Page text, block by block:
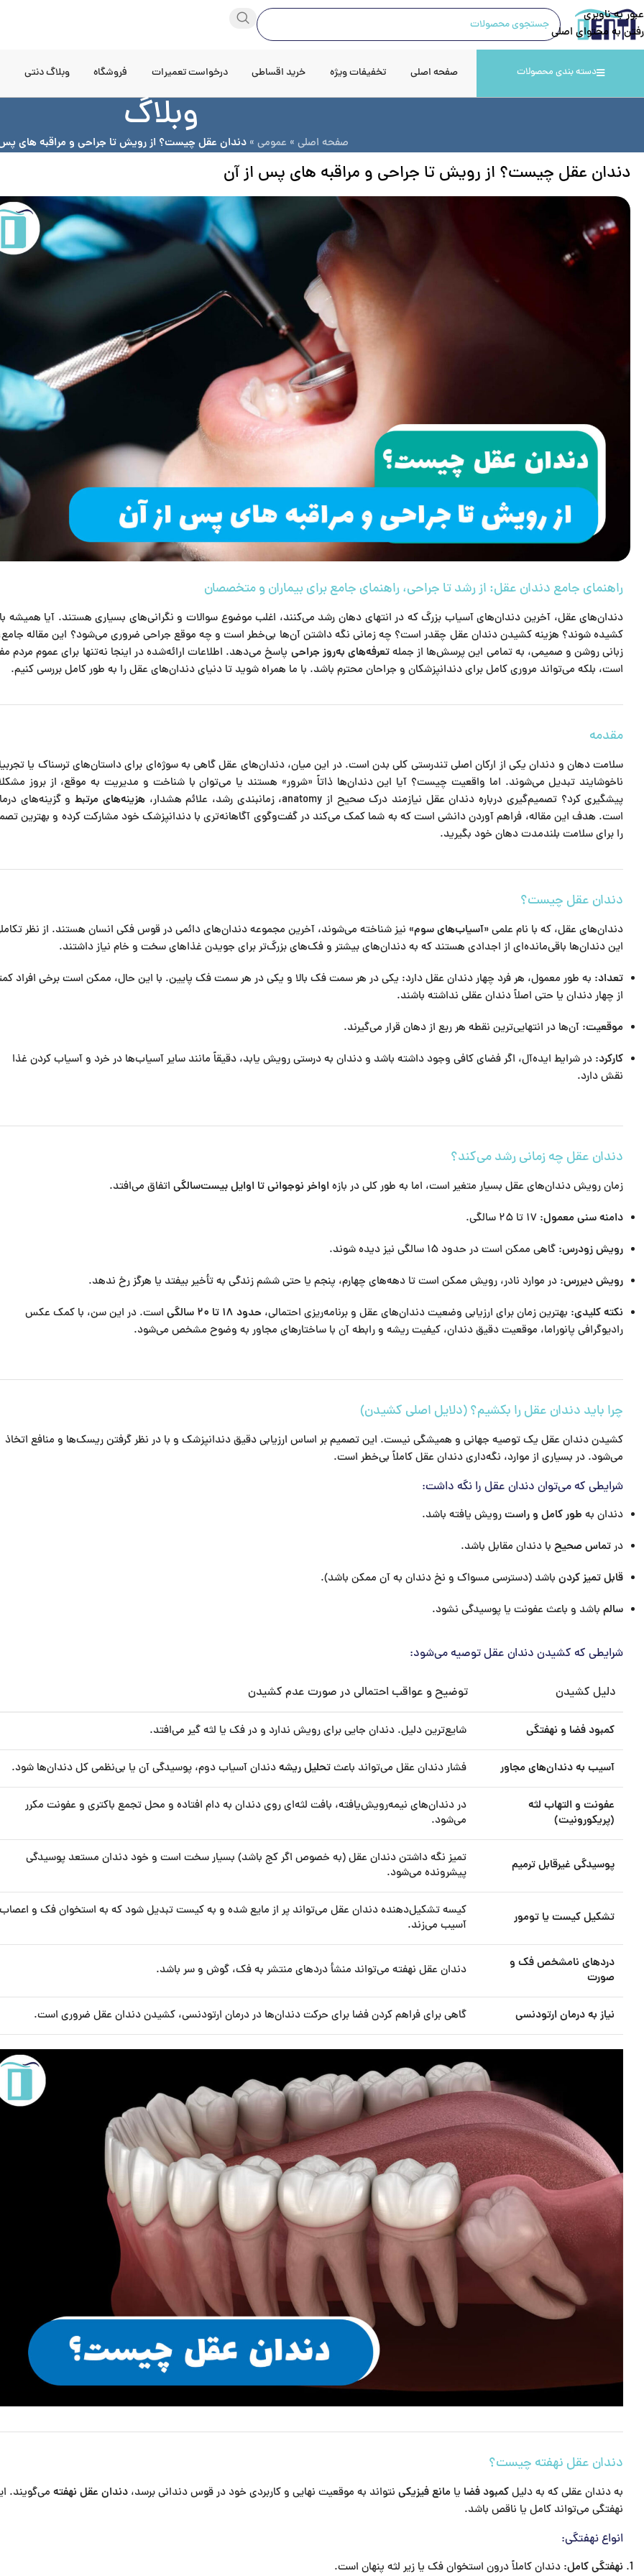
عبور به ناوبری
رفتن به محتوای اصلی
دسته بندی محصولات صفحه اصلی تخفیفات ویژه خرید اقساطی درخواست تعمیرات فروشگاه وبلاگ دنتی
وبلاگ
صفحه اصلی » عمومی »دندان عقل چیست؟ از رویش تا جراحی و مراقبه های
دندان عقل چیست؟ از رویش تا جراحی و مراقبه های پس از آن
راهنمای جامع دندان عقل: از رشد تا جراحی، راهنمای جامع برای بیماران و متخصصان
دندان‌های عقل، آخرین دندان‌های آسیاب بزرگ که در انتهای دهان رشد می‌کنند، اغلب موضوع سوالات و نگرانی‌های بسیاری هستند. آیا همیشه
کشیده شوند؟ هزینه کشیدن دندان عقل چقدر است؟ چه زمانی نگه داشتن آن‌ها بی‌خطر است و چه موقع جراحی ضروری می‌شود؟ این مقاله
زبانی روشن و صمیمی، به تمامی این پرسش‌ها از جملهتعرفه‌های به‌روز جراحی پاسخ می‌دهد. اطلاعات ارائه‌شده در اینجا نه‌تنها برای عموم مردم
است، بلکه می‌تواند مروری کامل برای دندانپزشکان و جراحان محترم باشد. با ما همراه شوید تا دنیای دندان‌های عقل را به طور کامل بررسی کنیم.
مقدمه
سلامت دهان و دندان یکی از ارکان اصلی تندرستی کلی بدن است. در این میان، دندان‌های عقل گاهی به سوژه‌ای برای داستان‌های ترسناک یا
ناخوشایند تبدیل می‌شوند. اما واقعیت چیست؟ آیا این دندان‌ها ذاتاً «شرور» هستند یا می‌توان با شناخت و مدیریت به موقع، از بروز
پیشگیری کرد؟ تصمیم‌گیری درباره دندان عقل نیازمند درک صحیح از anatomy، زمانبندی رشد، علائم هشدار،
هزینه‌های مرتبطو گزینه‌های
است. هدف این مقاله، فراهم آوردن دانشی است که به شما کمک می‌کند در گفت‌وگوی آگاهانه‌تری با دندانپزشک خود مشارکت کرده و بهترین
را برای سلامت بلندمدت دهان خود بگیرید.
دندان عقل چیست؟
دندان‌های عقل، که با نام علمی«آسیاب‌های سوم» نیز شناخته می‌شوند، آخرین مجموعه دندان‌های دائمی در قوس فکی انسان هستند. از نظر
این دندان‌ها باقی‌مانده‌ای از اجدادی هستند که به دندان‌های بیشتر و فک‌های بزرگ‌تر برای جویدن غذاهای سخت و خام نیاز داشتند.
تعداد: به طور معمول، هر فرد چهار دندان عقل دارد: یکی در هر سمت فک بالا و یکی در هر سمت فک پایین. با این حال، ممکن است برخی افراد
از چهار دندان یا حتی اصلاً دندان عقلی نداشته باشند.
موقعیت: آن‌ها در انتهایی‌ترین نقطه هر ربع از دهان قرار می‌گیرند.
کارکرد: در شرایط ایده‌آل، اگر فضای کافی وجود داشته باشد و دندان به درستی رویش یابد، دقیقاً مانند سایر آسیاب‌ها در خرد و آسیاب کردن غذا
نقش دارد.
دندان عقل چه زمانی رشد می‌کند؟
زمان رویش دندان‌های عقل بسیار متغیر است، اما به طور کلی در بازهاواخر نوجوانی تا اوایل بیست‌سالگیاتفاق می‌افتد.
دامنه سنی معمول:
رویش زودرس: گاهی ممکن است در حدود ۱۵ سالگی نیز دیده شوند.
رویش دیررس: در موارد نادر، رویش ممکن است تا دهه‌های چهارم، پنجم یا حتی ششم زندگی به تأخیر بیفتد یا هرگز رخ ندهد.
نکته کلیدی: بهترین زمان برای ارزیابی وضعیت دندان‌های عقل و برنامه‌ریزی احتمالی، حدود ۱۸ تا ۲۰ سالگی
است. در این سن، با کمک عکس
رادیوگرافی پانوراما، موقعیت دقیق دندان، کیفیت ریشه و رابطه آن با ساختارهای مجاور به وضوح مشخص می‌شود.
چرا باید دندان عقل را بکشیم؟ (دلایل اصلی کشیدن)
کشیدن دندان عقل یک توصیه جهانی و همیشگی نیست. این تصمیم بر اساس ارزیابی دقیق دندانپزشک و با در نظر گرفتن ریسک‌ها و منافع اتخاذ
می‌شود. در بسیاری از موارد، نگه‌داری دندان عقل کاملاً بی‌خطر است.
شرایطی که می‌توان دندان عقل را نگه داشت:
دندان به طور کامل و راسترویش یافته باشد.
درتماس صحیحبا دندان مقابل باشد.
قابل تمیز کردنباشد (دسترسی مسواک و نخ دندان به آن ممکن باشد).
سالمباشد و باعث عفونت یا پوسیدگی نشود.
شرایطی که کشیدن دندان عقل توصیه می‌شود:
دلیل کشیدن توضیح و عواقب احتمالی در صورت عدم کشیدن
کمبود فضا و نهفتگی شایع‌ترین دلیل. دندان جایی برای رویش ندارد و در فک یا لثه گیر می‌افتد.
آسیب به دندان‌های مجاور فشار دندان عقل می‌تواند باعثتحلیل ریشهدندان آسیاب دوم، پوسیدگی آن یا بی‌نظمی کل دندان‌ها شود.
عفونت و التهاب لثه
(پریکورونیت)
در دندان‌های نیمه‌رویش‌یافته، بافت لثه‌ای روی دندان به دام افتاده و محل تجمع باکتری و عفونت مکرر
می‌شود.
پوسیدگی غیرقابل ترمیم
تمیز نگه داشتن دندان عقل (به خصوص اگر کج باشد) بسیار سخت است و خود دندان مستعد پوسیدگی
پیشرونده می‌شود.
تشکیل کیست یا تومور
کیسه تشکیل‌دهنده دندان عقل می‌تواند پر از مایع شده و به کیست تبدیل شود که به استخوان فک و اعصاب
آسیب می‌زند.
دردهای نامشخص فک و
صورت
دندان عقل نهفته می‌تواند منشأ دردهای منتشر به فک، گوش و سر باشد.
نیاز به درمان ارتودنسی گاهی برای فراهم کردن فضا برای حرکت دندان‌ها در درمان ارتودنسی، کشیدن دندان عقل ضروری است.
دندان عقل نهفته چیست؟
به دندان عقلی که به دلیلکمبود فضا یا مانع فیزیکینتواند به موقعیت نهایی و کاربردی خود در قوس دندانی برسد، دندان عقل نهفتهمی‌گویند.
نهفتگی می‌تواند کامل یا ناقص باشد.
انواع نهفتگی:
نهفتگی کامل: دندان کاملاً درون استخوان فک یا زیر لثه پنهان است.
تقویم جامع نمایشگاه‌ها و کنگره‌های
دندانپزشکی ایران و جهان (۱۴۰۵ – ۲۰۲۶ –
۲۰۲۷)
دندان عقل چیست؟ از رویش تا جراحی و
های پس از آن